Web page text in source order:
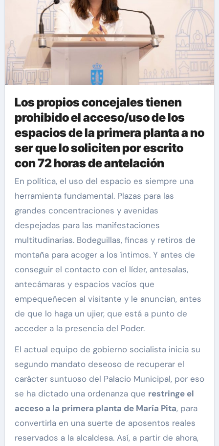
Los propios concejales tienen
prohibido el acceso/uso de los
espacios de la primera planta a no
ser que lo soliciten por escrito
con 72 horas de antelación
En política, el uso del espacio es siempre una
herramienta fundamental. Plazas para las
grandes concentraciones y avenidas
despejadas para las manifestaciones
multitudinarias. Bodeguillas, fincas y retiros de
montaña para acoger a los íntimos. Y antes de
conseguir el contacto con el líder, antesalas,
antecámaras y espacios vacíos que
empequeñecen al visitante y le anuncian, antes
de que lo haga un ujier, que está a punto de
acceder a la presencia del Poder.
El actual equipo de gobierno socialista inicia su
segundo mandato deseoso de recuperar el
carácter suntuoso del Palacio Municipal, por eso
se ha dictado una ordenanza que restringe el
acceso a la primera planta de María Pita, para
convertirla en una suerte de aposentos reales
reservados a la alcaldesa. Así, a partir de ahora,